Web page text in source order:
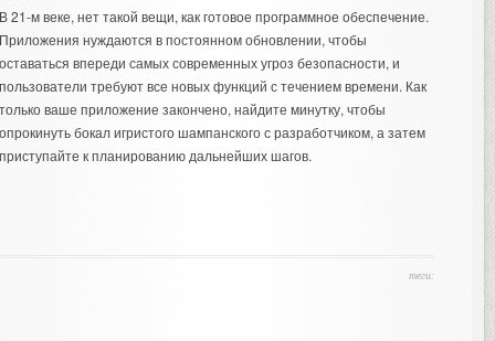
21-м веке, нет такой вещи, как готовое программное обеспечение.
нуждаются в постоянном обновлении, чтобы
впереди самых современных угроз безопасности, и
требуют все новых функций с течением времени. Как
ваше приложение закончено, найдите минутку, чтобы
бокал игристого шампанского с разработчиком, а затем
к планированию дальнейших шагов.
теги: